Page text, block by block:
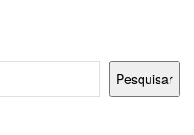
Pesquisar